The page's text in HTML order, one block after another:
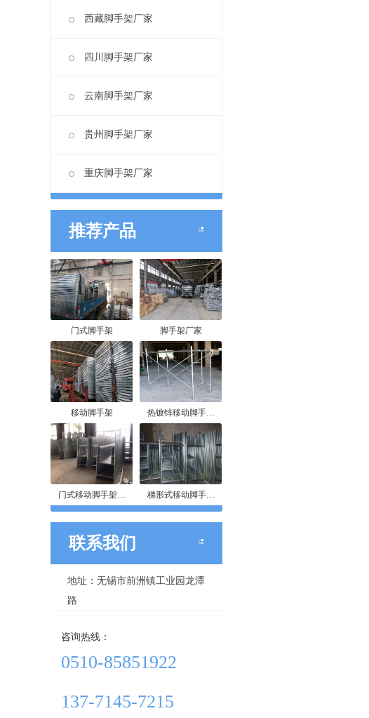
西藏脚手架厂家
四川脚手架厂家
云南脚手架厂家
贵州脚手架厂家
重庆脚手架厂家
推荐产品
门式脚手架 脚手架厂家
移动脚手架 热镀锌移动脚手…
门式移动脚手架… 梯形式移动脚手…
联系我们
地址：无锡市前洲镇工业园龙潭
路
咨询热线：
0510-85851922
137-7145-7215